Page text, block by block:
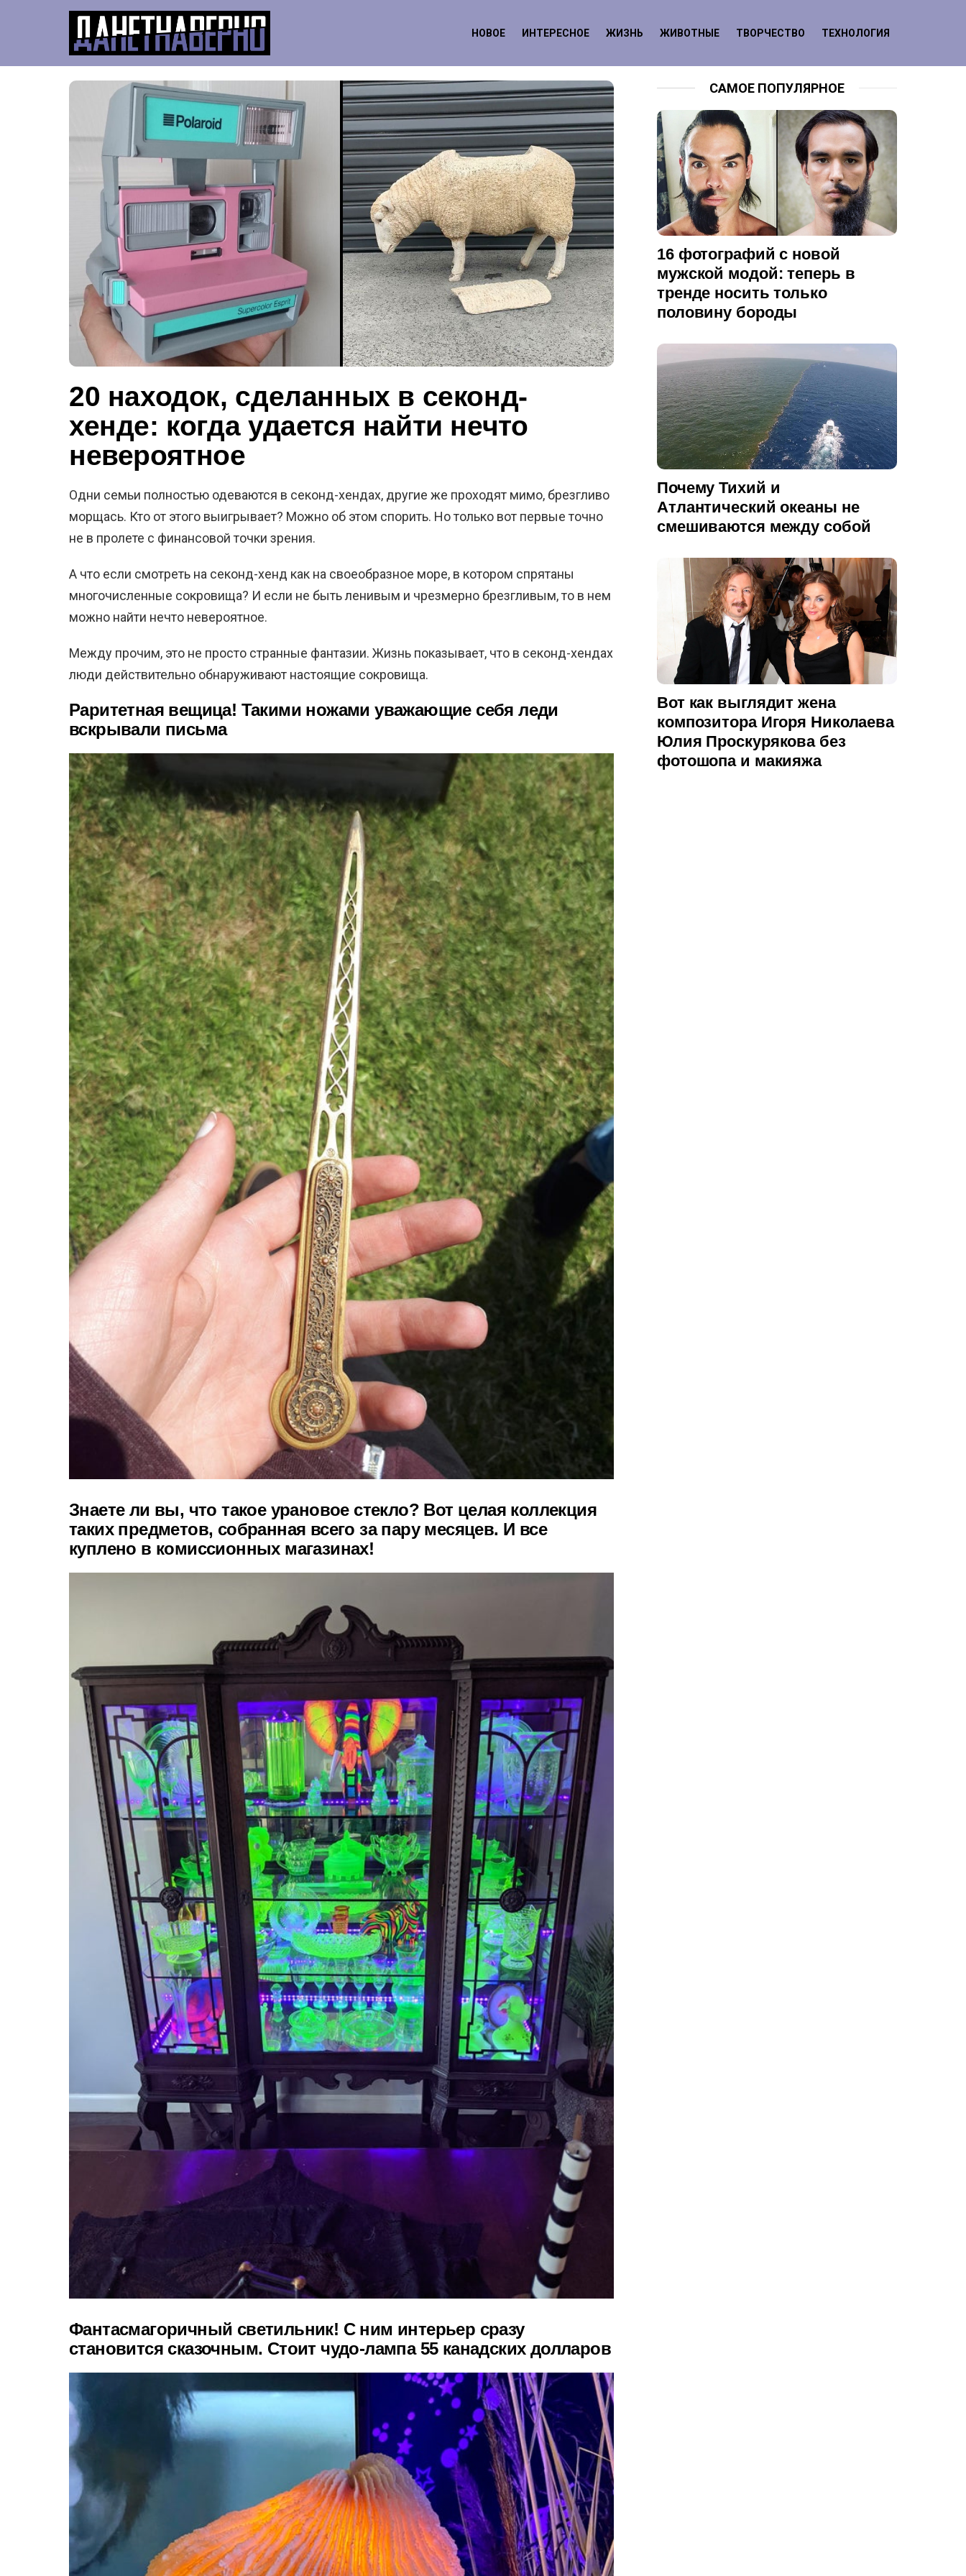
НОВОЕ ИНТЕРЕСНОЕ ЖИЗНЬ ЖИВОТНЫЕ ТВОРЧЕСТВО ТЕХНОЛОГИЯ
20 находок, сделанных в секонд-
хенде: когда удается найти нечто
невероятное
Одни семьи полностью одеваются в секонд-хендах, другие же проходят мимо, брезгливо
морщась. Кто от этого выигрывает? Можно об этом спорить. Но только вот первые точно
не в пролете с финансовой точки зрения.
А что если смотреть на секонд-хенд как на своеобразное море, в котором спрятаны
многочисленные сокровища? И если не быть ленивым и чрезмерно брезгливым, то в нем
можно найти нечто невероятное.
Между прочим, это не просто странные фантазии. Жизнь показывает, что в секонд-хендах
люди действительно обнаруживают настоящие сокровища.
Раритетная вещица! Такими ножами уважающие себя леди
вскрывали письма
Знаете ли вы, что такое урановое стекло? Вот целая коллекция
таких предметов, собранная всего за пару месяцев. И все
куплено в комиссионных магазинах!
Фантасмагоричный светильник! С ним интерьер сразу
становится сказочным. Стоит чудо-лампа 55 канадских долларов
САМОЕ ПОПУЛЯРНОЕ
16 фотографий с новой
мужской модой: теперь в
тренде носить только
половину бороды
Почему Тихий и
Атлантический океаны не
смешиваются между собой
Вот как выглядит жена
композитора Игоря Николаева
Юлия Проскурякова без
фотошопа и макияжа